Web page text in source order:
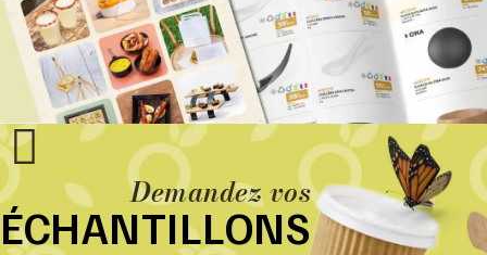
Demandez vos
ÉCHANTILLONS